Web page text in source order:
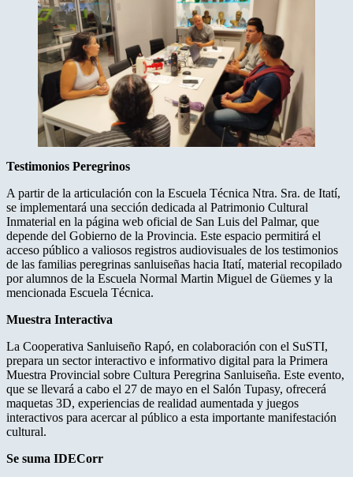
Testimonios Peregrinos
A partir de la articulación con la Escuela Técnica Ntra. Sra. de Itatí,
se implementará una sección dedicada al Patrimonio Cultural
Inmaterial en la página web oficial de San Luis del Palmar, que
depende del Gobierno de la Provincia. Este espacio permitirá el
acceso público a valiosos registros audiovisuales de los testimonios
de las familias peregrinas sanluiseñas hacia Itatí, material recopilado
por alumnos de la Escuela Normal Martin Miguel de Güemes y la
mencionada Escuela Técnica.
Muestra Interactiva
La Cooperativa Sanluiseño Rapó, en colaboración con el SuSTI,
prepara un sector interactivo e informativo digital para la Primera
Muestra Provincial sobre Cultura Peregrina Sanluiseña. Este evento,
que se llevará a cabo el 27 de mayo en el Salón Tupasy, ofrecerá
maquetas 3D, experiencias de realidad aumentada y juegos
interactivos para acercar al público a esta importante manifestación
cultural.
Se suma IDECorr